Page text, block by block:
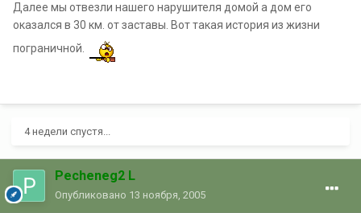
Далее мы отвезли нашего нарушителя домой а дом его
оказался в 30 км. от заставы. Вот такая история из жизни
пограничной.
4 недели спустя...
Pecheneg2 L
Опубликовано 13 ноября, 2005